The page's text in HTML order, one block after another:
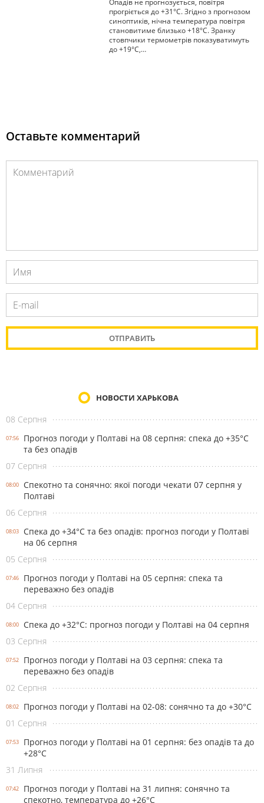
Опадів не прогнозується, повітря
прогріється до +31°С. Згідно з прогнозом
синоптиків, нічна температура повітря
становитиме близько +18°С. Зранку
стовпчики термометрів показуватимуть
до +19°С,…
Оставьте комментарий
НОВОСТИ ХАРЬКОВА
08 Серпня
07:56
Прогноз погоди у Полтаві на 08 серпня: спека до +35°С
та без опадів
07 Серпня
08:00
Спекотно та сонячно: якої погоди чекати 07 серпня у
Полтаві
06 Серпня
08:03
Спека до +34°С та без опадів: прогноз погоди у Полтаві
на 06 серпня
05 Серпня
07:46
Прогноз погоди у Полтаві на 05 серпня: спека та
переважно без опадів
04 Серпня
08:00
Спека до +32°С: прогноз погоди у Полтаві на 04 серпня
03 Серпня
07:52
Прогноз погоди у Полтаві на 03 серпня: спека та
переважно без опадів
02 Серпня
08:02
Прогноз погоди у Полтаві на 02-08: сонячно та до +30°С
01 Серпня
07:53
Прогноз погоди у Полтаві на 01 серпня: без опадів та до
+28°С
31 Липня
07:42
Прогноз погоди у Полтаві на 31 липня: сонячно та
спекотно, температура до +26°С